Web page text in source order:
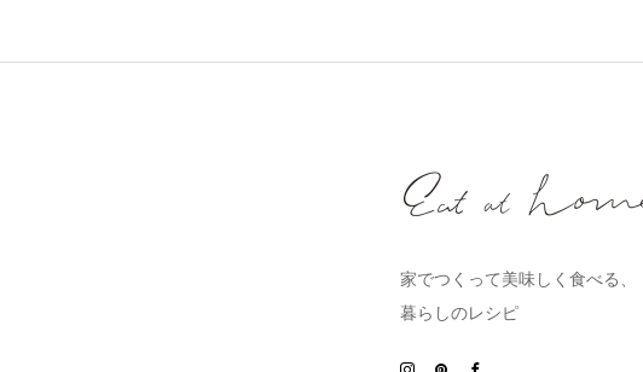
家でつくって美味しく食べる、
暮らしのレシピ